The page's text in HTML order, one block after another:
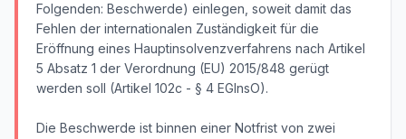
Folgenden: Beschwerde) einlegen, soweit damit das
Fehlen der internationalen Zuständigkeit für die
Eröffnung eines Hauptinsolvenzverfahrens nach Artikel
5 Absatz 1 der Verordnung (EU) 2015/848 gerügt
werden soll (Artikel 102c - § 4 EGInsO).
Die Beschwerde ist binnen einer Notfrist von zwei